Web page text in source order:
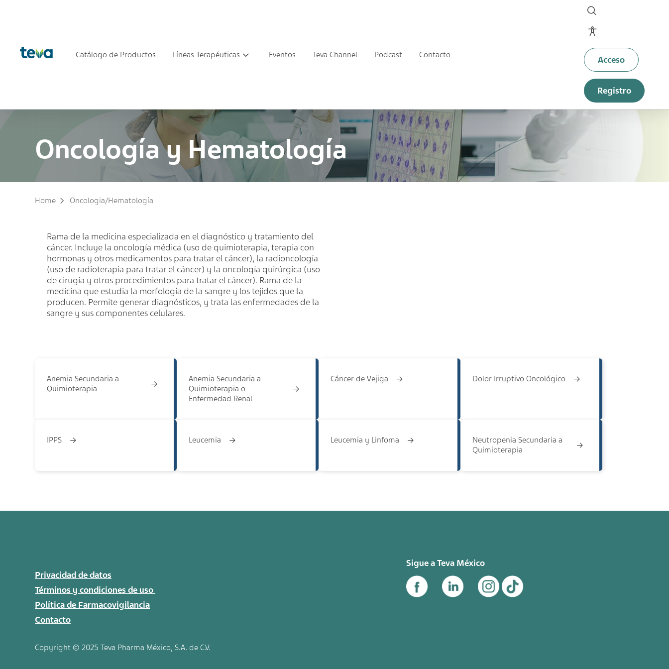
Catálogo de Productos Líneas Terapéuticas Eventos Teva Channel Podcast Contacto
Site controls
Acceso
Registro
Oncología y Hematología
Home Oncologia/Hematología
Rama de la medicina especializada en el diagnóstico y tratamiento del
cáncer. Incluye la oncología médica (uso de quimioterapia, terapia con
hormonas y otros medicamentos para tratar el cáncer), la radioncología
(uso de radioterapia para tratar el cáncer) y la oncología quirúrgica (uso
de cirugía y otros procedimientos para tratar el cáncer). Rama de la
medicina que estudia la morfología de la sangre y los tejidos que la
producen. Permite generar diagnósticos, y trata las enfermedades de la
sangre y sus componentes celulares.
Anemia Secundaria a
Quimioterapia
Anemia Secundaria a
Quimioterapia o
Enfermedad Renal
Cáncer de Vejiga Dolor Irruptivo Oncológico
IPPS Leucemia Leucemia y Linfoma
Neutropenia Secundaria a
Quimioterapia
Privacidad de datos
Términos y condiciones de uso
Política de Farmacovigilancia
Contacto
Copyright © 2025 Teva Pharma México, S.A. de C.V.
Sigue a Teva México